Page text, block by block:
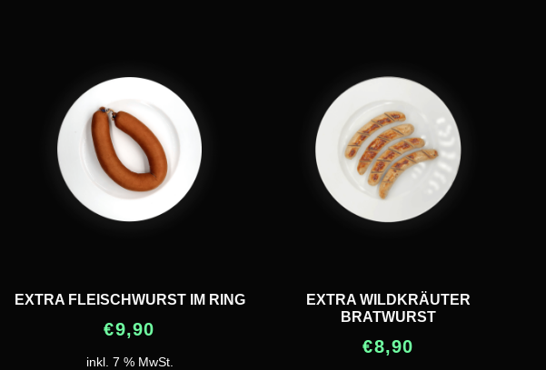
EXTRA FLEISCHWURST IM RING
€9,90
inkl. 7 % MwSt.
EXTRA WILDKRÄUTER
BRATWURST
€8,90